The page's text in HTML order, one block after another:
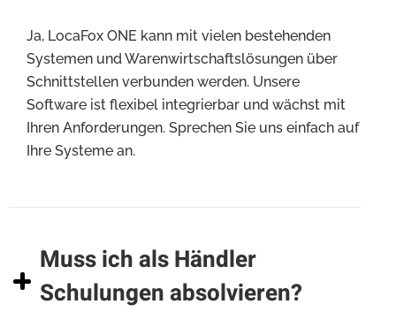
Ja, LocaFox ONE kann mit vielen bestehenden
Systemen und Warenwirtschaftslösungen über
Schnittstellen verbunden werden. Unsere
Software ist flexibel integrierbar und wächst mit
Ihren Anforderungen. Sprechen Sie uns einfach auf
Ihre Systeme an.
Muss ich als Händler
Schulungen absolvieren?